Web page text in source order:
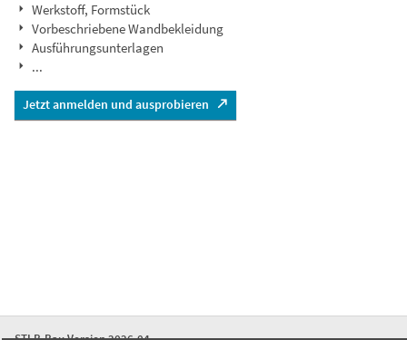
Werkstoff, Formstück
Vorbeschriebene Wandbekleidung
Ausführungsunterlagen
...
Jetzt anmelden und ausprobieren